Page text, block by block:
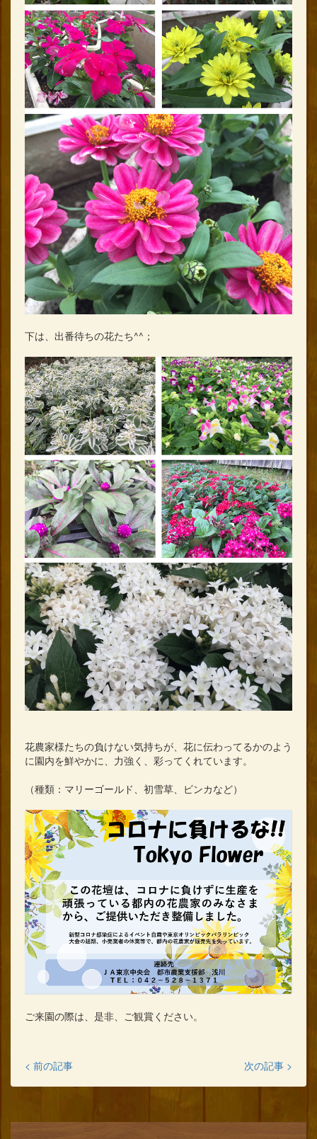
下は、出番待ちの花たち^^；
花農家様たちの負けない気持ちが、 花に伝わってるかのよう
に園内を鮮やかに、力強く、彩ってくれています。
（種類：マリーゴールド、初雪草、ビンカなど）
ご来園の際は、是非、ご観賞ください。
< 前の記事 次の記事 >